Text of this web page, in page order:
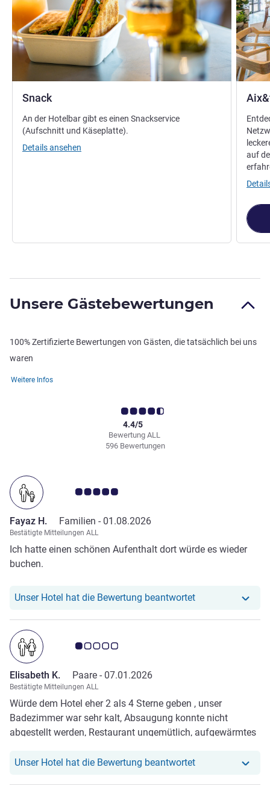
Snack
An der Hotelbar gibt es einen Snackservice
(Aufschnitt und Käseplatte).
Details ansehen
auf
Unsere Gästebewertungen
100% Zertifizierte Bewertungen von Gästen, die tatsächlich bei uns
waren
Weitere Infos
Bewertung ALL
4.4/5
596 Bewertungen
Note Kundenmeinungen 5.0/5
Fayaz H. Familien - 01.08.2026
Bestätigte Mitteilungen ALL
Ich hatte einen schönen Aufenthalt dort würde es wieder
buchen.
Unser Hotel hat die Bewertung beantwortetUnser Hotel hat
Note Kundenmeinungen 1.0/5
Elisabeth K. Paare - 07.01.2026
Bestätigte Mitteilungen ALL
Würde dem Hotel eher 2 als 4 Sterne geben , unser
Badezimmer war sehr kalt, Absaugung konnte nicht
abgestellt werden, Restaurant ungemütlich, aufgewärmtes
gebeten, habe nichts bekommen……wir waren schon in
Unser Hotel hat die Bewertung beantwortetUnser Hotel hat